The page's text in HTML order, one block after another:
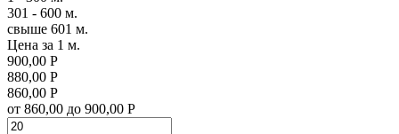
301 - 600 м.
свыше 601 м.
Цена за 1 м.
900,00 Р
880,00 Р
860,00 Р
от 860,00 до 900,00 Р